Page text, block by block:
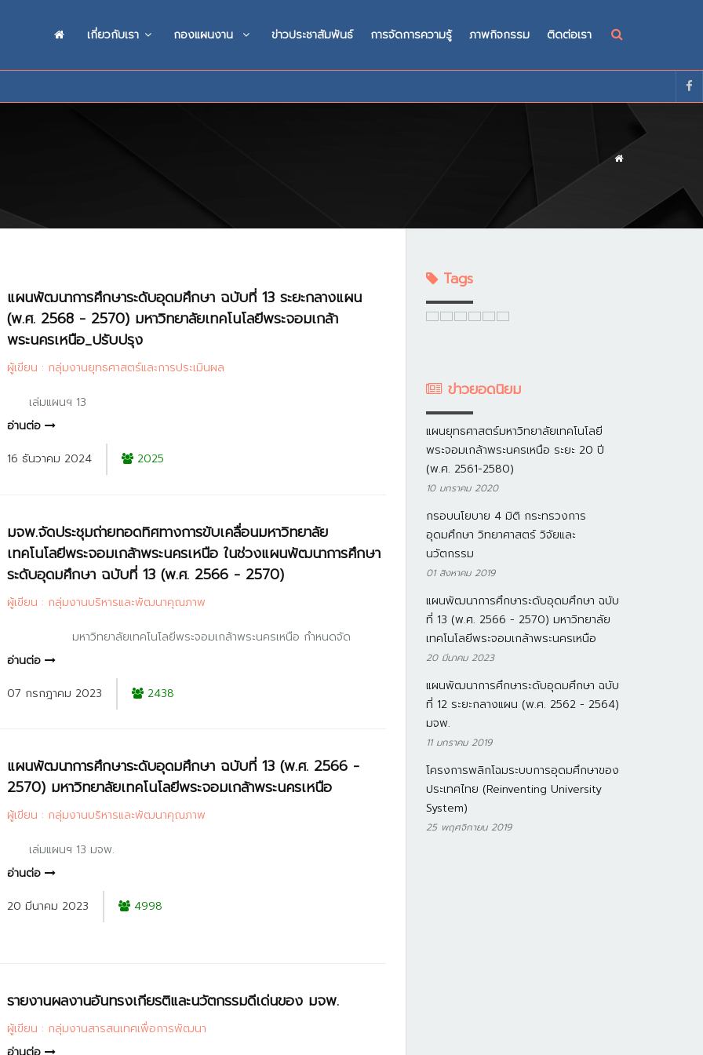
เกี่ยวกับเรา กองแผนงาน ข่าวประชาสัมพันธ์ การจัดการความรู้ ภาพกิจกรรม ติดต่อเรา
แผนพัฒนาการศึกษาระดับอุดมศึกษา ฉบับที่ 13 ระยะกลางแผน
(พ.ศ. 2568 - 2570) มหาวิทยาลัยเทคโนโลยีพระจอมเกล้า
พระนครเหนือ_ปรับปรุง
ผู้เขียน : กลุ่มงานยุทธศาสตร์และการประเมินผล
เล่มแผนฯ 13
อ่านต่อ
16 ธันวาคม 2024
2025
มจพ.จัดประชุมถ่ายทอดทิศทางการขับเคลื่อนมหาวิทยาลัย
เทคโนโลยีพระจอมเกล้าพระนครเหนือ ในช่วงแผนพัฒนาการศึกษา
ระดับอุดมศึกษา ฉบับที่ 13 (พ.ศ. 2566 - 2570)
ผู้เขียน : กลุ่มงานบริหารและพัฒนาคุณภาพ
มหาวิทยาลัยเทคโนโลยีพระจอมเกล้าพระนครเหนือ กำหนดจัด
อ่านต่อ
07 กรกฎาคม 2023
2438
แผนพัฒนาการศึกษาระดับอุดมศึกษา ฉบับที่ 13 (พ.ศ. 2566 -
2570) มหาวิทยาลัยเทคโนโลยีพระจอมเกล้าพระนครเหนือ
ผู้เขียน : กลุ่มงานบริหารและพัฒนาคุณภาพ
เล่มแผนฯ 13 มจพ.
อ่านต่อ
20 มีนาคม 2023
4998
รายงานผลงานอันทรงเกียรติและนวัตกรรมดีเด่นของ มจพ.
ผู้เขียน : กลุ่มงานสารสนเทศเพื่อการพัฒนา
Tags
ข่าวยอดนิยม
แผนยุทธศาสตร์มหาวิทยาลัยเทคโนโลยี
พระจอมเกล้าพระนครเหนือ ระยะ 20 ปี
(พ.ศ. 2561-2580)
10 มกราคม 2020
กรอบนโยบาย 4 มิติ กระทรวงการ
อุดมศึกษา วิทยาศาสตร์ วิจัยและ
นวัตกรรม
01 สิงหาคม 2019
แผนพัฒนาการศึกษาระดับอุดมศึกษา ฉบับ
ที่ 13 (พ.ศ. 2566 - 2570) มหาวิทยาลัย
เทคโนโลยีพระจอมเกล้าพระนครเหนือ
20 มีนาคม 2023
แผนพัฒนาการศึกษาระดับอุดมศึกษา ฉบับ
ที่ 12 ระยะกลางแผน (พ.ศ. 2562 - 2564)
มจพ.
11 มกราคม 2019
โครงการพลิกโฉมระบบการอุดมศึกษาของ
ประเทศไทย (Reinventing University
System)
25 พฤศจิกายน 2019